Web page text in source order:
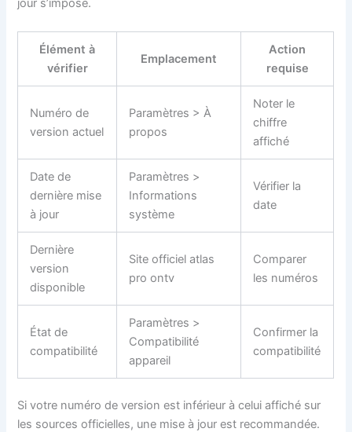
jour s’impose.
Élément à
vérifier
Emplacement
Action
requise
Numéro de
version actuel
Paramètres > À
propos
Noter le
chiffre
affiché
Date de
dernière mise
à jour
Paramètres >
Informations
système
Vérifier la
date
Dernière
version
disponible
Site officiel atlas
pro ontv
Comparer
les numéros
État de
compatibilité
Paramètres >
Compatibilité
appareil
Confirmer la
compatibilité
Si votre numéro de version est inférieur à celui affiché sur
les sources officielles, une mise à jour est recommandée.